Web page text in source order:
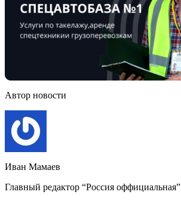
Автор новости
Иван Мамаев
Главный редактор “Россия оффициальная”